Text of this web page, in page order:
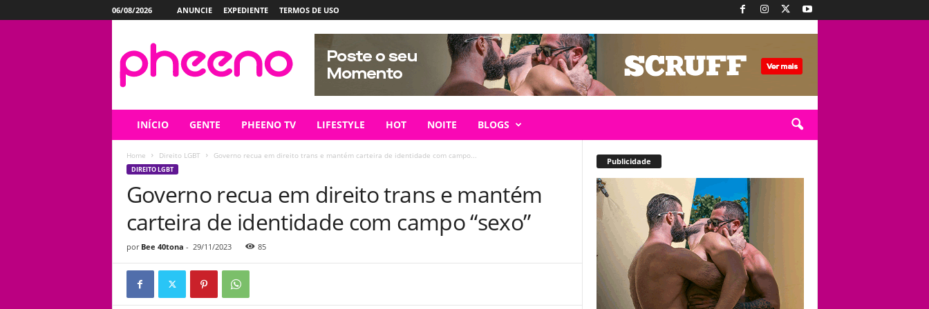
06/08/2026 ANUNCIE EXPEDIENTE TERMOS DE USO
INÍCIO GENTE PHEENO TV LIFESTYLE HOT NOITE BLOGS
Home Direito LGBT Governo recua em direito trans e mantém carteira de identidade com campo...
DIREITO LGBT
Governo recua em direito trans e mantém
carteira de identidade com campo “sexo”
por Bee 40tona - 29/11/2023 85
Publicidade